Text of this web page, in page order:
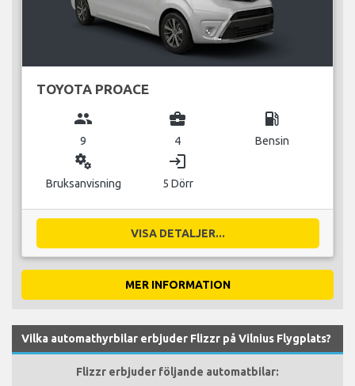
TOYOTA PROACE
group
9
business_center
4
local_gas_station
Bensin
miscellaneous_services
Bruksanvisning
login
5 Dörr
VISA DETALJER...
MER INFORMATION
Vilka automathyrbilar erbjuder Flizzr på Vilnius Flygplats?
Flizzr erbjuder följande automatbilar: